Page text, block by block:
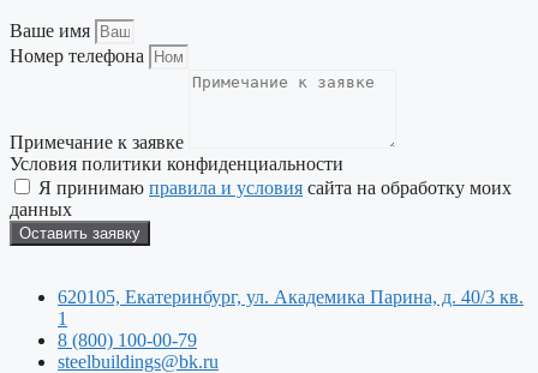
Ваше имя
Номер телефона
Примечание к заявке
Условия политики конфиденциальности
Я принимаю правила и условия сайта на обработку моих
данных
Оставить заявку
620105, Екатеринбург, ул. Академика Парина, д. 40/3 кв.
1
8 (800) 100-00-79
steelbuildings@bk.ru